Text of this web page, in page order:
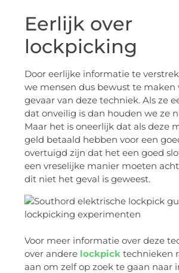
Eerlijk over
lockpicking
Door eerlijke informatie te
we mensen dus bewust te maken
gevaar van deze techniek. Als ze
dat onveilig is dan houden we ze
Maar het is oneerlijk dat als deze
geld betaald hebben voor een
overtuigd zijn dat het een goed
een vreselijke manier moeten
dit niet het geval is geweest.
Voor meer informatie over deze
over andere lockpick technieken
aan om zelf op zoek te gaan naar